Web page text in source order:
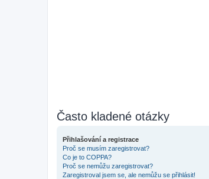
Často kladené otázky
Přihlašování a registrace
Proč se musím zaregistrovat?
Co je to COPPA?
Proč se nemůžu zaregistrovat?
Zaregistroval jsem se, ale nemůžu se přihlásit!